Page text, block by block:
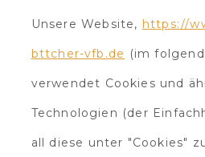
Unsere Website, https://
bttcher-vfb.de (im
verwendet Cookies und
Technologien (der
all diese unter "Cookies"